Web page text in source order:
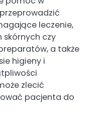
leczenie,
skórnych czy
a także
higieny i
zlecić
pacjenta do